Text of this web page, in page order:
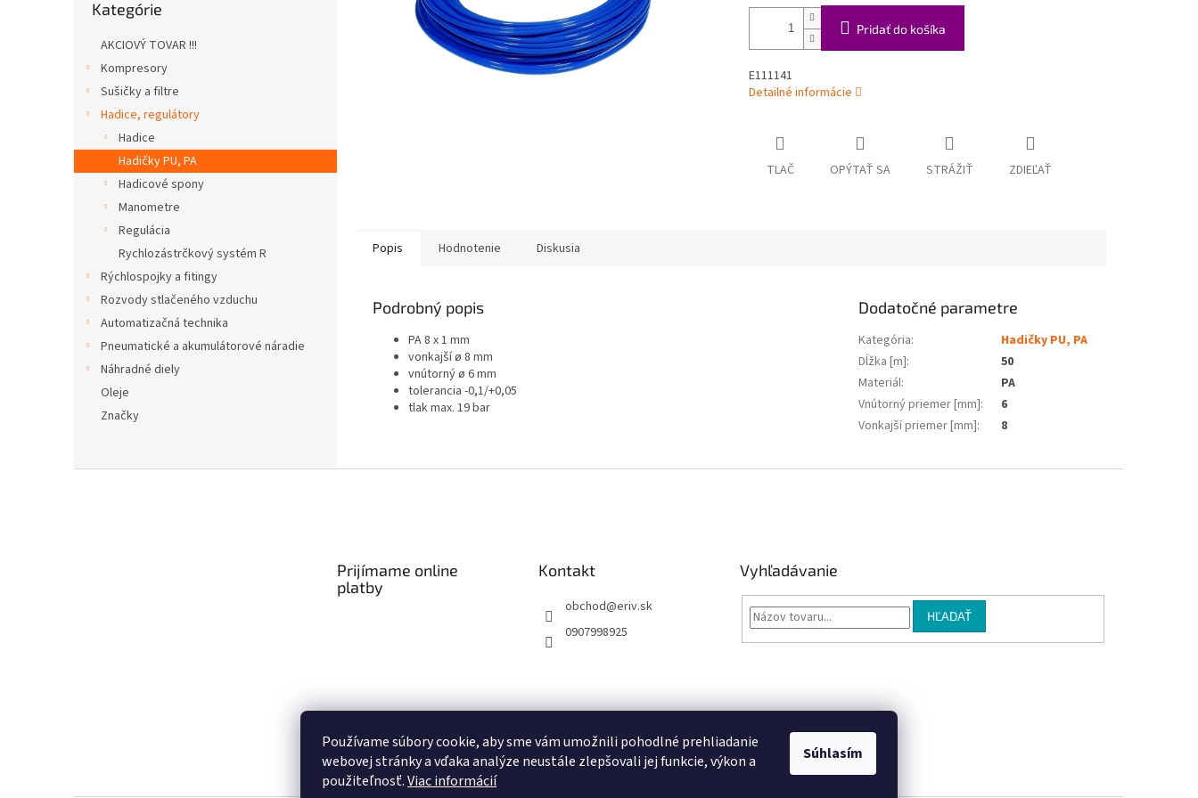
Používame súbory cookie, aby sme vám umožnili pohodlné prehliadanie
webovej stránky a vďaka analýze neustále zlepšovali jej funkcie, výkon a
použiteľnosť.Viac informácií
Súhlasím
kategórie
Kategórie
AKCIOVÝ TOVAR !!!
Kompresory
Sušičky a filtre
Hadice, regulátory
Hadice
Hadičky PU, PA
Hadicové spony
Manometre
Regulácia
Rychlozástrčkový systém R
Rýchlospojky a fitingy
Rozvody stlačeného vzduchu
Automatizačná technika
Pneumatické a akumulátorové náradie
Náhradné diely
Oleje
Značky
Pridať do košíka
E111141
Detailné informácie
TLAČ OPÝTAŤ SA STRÁŽIŤ ZDIEĽAŤ
Popis Hodnotenie Diskusia
Podrobný popis
PA 8 x 1 mm
vonkajší ø 8 mm
vnútorný ø 6 mm
tolerancia -0,1/+0,05
tlak max. 19 bar
Dodatočné parametre
Kategória:
Hadičky PU, PA
Dĺžka [m]:
50
Materiál:
PA
Vnútorný priemer [mm]:
6
Vonkajší priemer [mm]: 8
Prijímame online
platby
Kontakt
obchod@eriv.sk
0907998925
Vyhľadávanie
HĽADAŤ
Obchodné podmienky